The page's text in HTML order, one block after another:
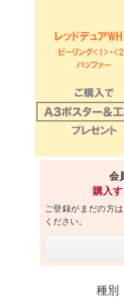
会
購入
ご登録がまだの方
ください。
種別